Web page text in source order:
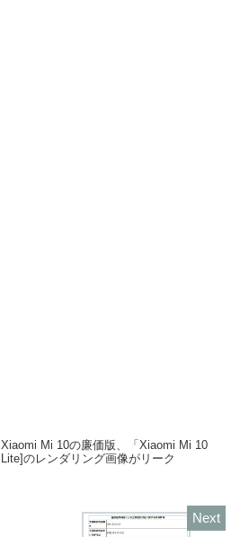
Xiaomi Mi 10の廉価版、「Xiaomi Mi 10
Lite]のレンダリング画像がリーク